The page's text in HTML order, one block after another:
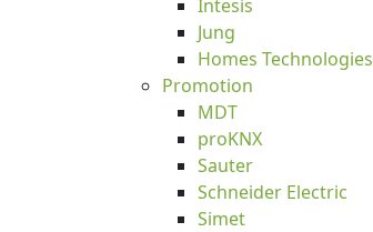
Intesis
Jung
Homes Technologies
Promotion
MDT
proKNX
Sauter
Schneider Electric
Simet